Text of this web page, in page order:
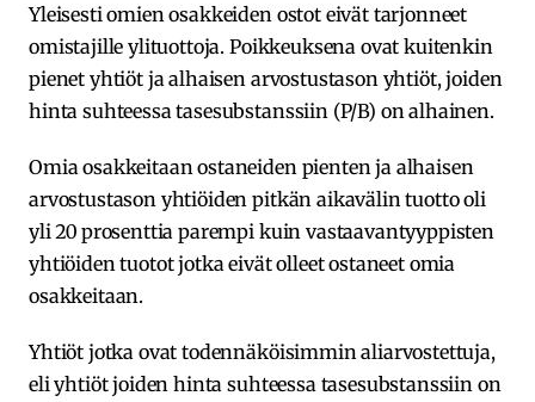
Yleisesti omien osakkeiden ostot eivät tarjonneet
omistajille ylituottoja. Poikkeuksena ovat kuitenkin
pienet yhtiöt ja alhaisen arvostustason yhtiöt, joiden
hinta suhteessa tasesubstanssiin (P/B) on alhainen.
Omia osakkeitaan ostaneiden pienten ja alhaisen
arvostustason yhtiöiden pitkän aikavälin tuotto oli
yli 20 prosenttia parempi kuin vastaavantyyppisten
yhtiöiden tuotot jotka eivät olleet ostaneet omia
osakkeitaan.
Yhtiöt jotka ovat todennäköisimmin aliarvostettuja,
eli yhtiöt joiden hinta suhteessa tasesubstanssiin on